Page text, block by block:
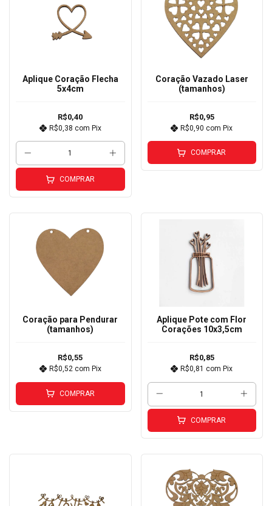
Aplique Coração Flecha
5x4cm
R$0,40
R$0,38 com Pix
COMPRAR
Coração Vazado Laser
(tamanhos)
R$0,95
R$0,90com Pix
COMPRAR
Coração para Pendurar
(tamanhos)
R$0,55
R$0,52 com Pix
COMPRAR
Aplique Pote com Flor
Corações 10x3,5cm
R$0,85
R$0,81com Pix
COMPRAR